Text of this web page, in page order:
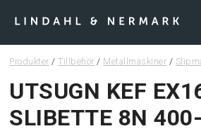
Webshop
Tips &
Produkter /Tillbehör / Metallmaskiner /
UTSUGN KEF
SLIBETTE 8N